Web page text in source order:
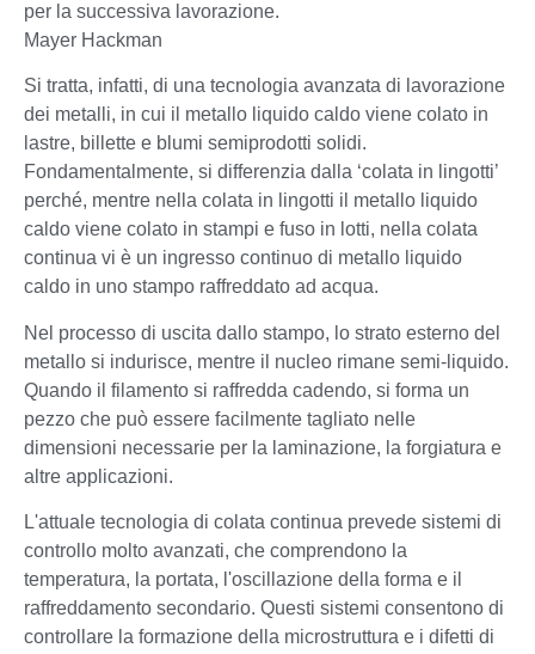
per la successiva lavorazione.
Mayer Hackman
Si tratta, infatti, di una tecnologia avanzata di lavorazione
dei metalli, in cui il metallo liquido caldo viene colato in
lastre, billette e blumi semiprodotti solidi.
Fondamentalmente, si differenzia dalla ‘colata in lingotti’
perché, mentre nella colata in lingotti il metallo liquido
caldo viene colato in stampi e fuso in lotti, nella colata
continua vi è un ingresso continuo di metallo liquido
caldo in uno stampo raffreddato ad acqua.
Nel processo di uscita dallo stampo, lo strato esterno del
metallo si indurisce, mentre il nucleo rimane semi-liquido.
Quando il filamento si raffredda cadendo, si forma un
pezzo che può essere facilmente tagliato nelle
dimensioni necessarie per la laminazione, la forgiatura e
altre applicazioni.
L'attuale tecnologia di colata continua prevede sistemi di
controllo molto avanzati, che comprendono la
temperatura, la portata, l'oscillazione della forma e il
raffreddamento secondario. Questi sistemi consentono di
controllare la formazione della microstruttura e i difetti di